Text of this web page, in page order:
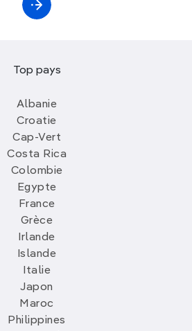
Top pays
Albanie
Croatie
Cap-Vert
Costa Rica
Colombie
Egypte
France
Grèce
Irlande
Islande
Italie
Japon
Maroc
Philippines